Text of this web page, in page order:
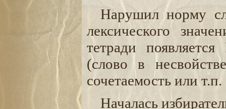
Нарушил норму
лексического
тетради
(слово в
сочетаемость или
Началась